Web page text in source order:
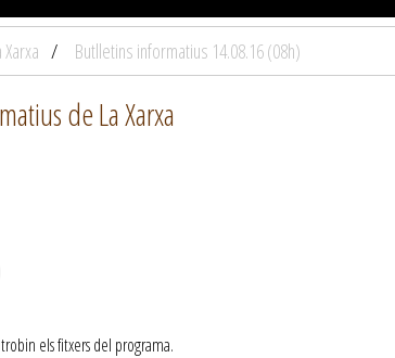
Butlletins informatius 14.08.16 (08h)
de La Xarxa
els fitxers del programa.